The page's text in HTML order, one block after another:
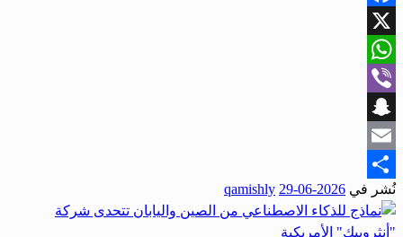
Facebook
X
WhatsApp
Viber
Snapchat
Email
Share
نُشر في 2026-06-29
qamishly